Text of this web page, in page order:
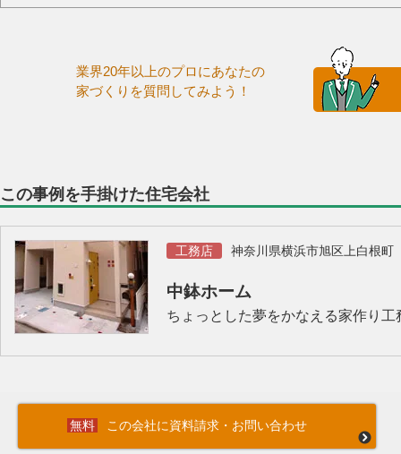
業界20年以上のプロにあなたの
家づくりを質問してみよう！
この事例を手掛けた住宅会社
工務店 神奈川県横浜市旭区上白根町
中鉢ホーム
ちょっとした夢をかなえる家作り工
この会社に資料請求・お問い合わせ